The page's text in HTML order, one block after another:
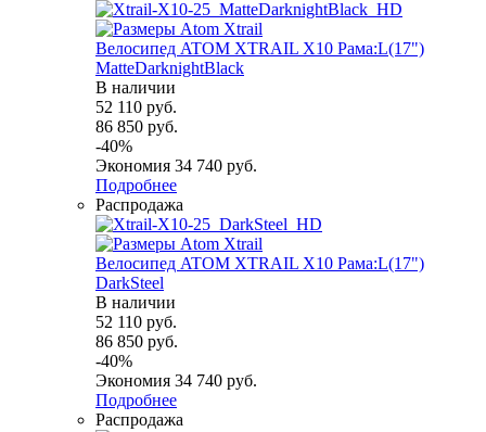
Велосипед ATOM XTRAIL X10 Рама:L(17")
MatteDarknightBlack
В наличии
52 110 руб.
86 850 руб.
-40%
Экономия 34 740 руб.
Подробнее
Распродажа
Велосипед ATOM XTRAIL X10 Рама:L(17")
DarkSteel
В наличии
52 110 руб.
86 850 руб.
-40%
Экономия 34 740 руб.
Подробнее
Распродажа